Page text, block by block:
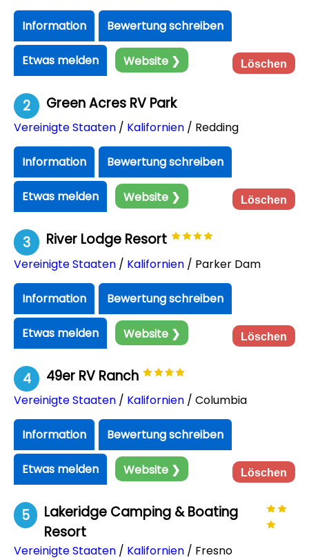
Information Bewertung schreiben
Etwas melden Website ❯ Löschen
2 Green Acres RV Park
Vereinigte Staaten / Kalifornien / Redding
Information Bewertung schreiben
Etwas melden Website ❯ Löschen
3 River Lodge Resort
Vereinigte Staaten / Kalifornien / Parker Dam
Information Bewertung schreiben
Etwas melden Website ❯ Löschen
4 49er RV Ranch
Vereinigte Staaten / Kalifornien / Columbia
Information Bewertung schreiben
Etwas melden Website ❯ Löschen
5
Lakeridge Camping & Boating
Resort
Vereinigte Staaten / Kalifornien / Fresno